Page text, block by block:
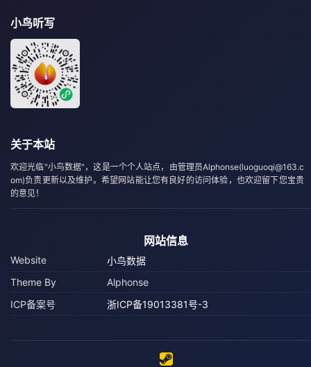
小鸟听写
关于本站
欢迎光临"小鸟数据"，这是一个个人站点，由管理员Alphonse(luoguoqi@163.c
om)负责更新以及维护。希望网站能让您有良好的访问体验，也欢迎留下您宝贵
的意见！
网站信息
Website
小鸟数据
Theme By
Alphonse
ICP备案号
浙ICP备19013381号-3